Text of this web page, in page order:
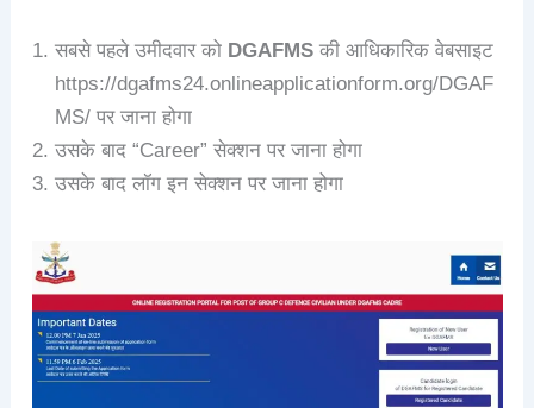
सबसे पहले उमीदवार को DGAFMS की आधिकारिक वेबसाइट
https://dgafms24.onlineapplicationform.org/DGAF
MS/ पर जाना होगा
उसके बाद “Career” सेक्शन पर जाना होगा
उसके बाद लॉग इन सेक्शन पर जाना होगा